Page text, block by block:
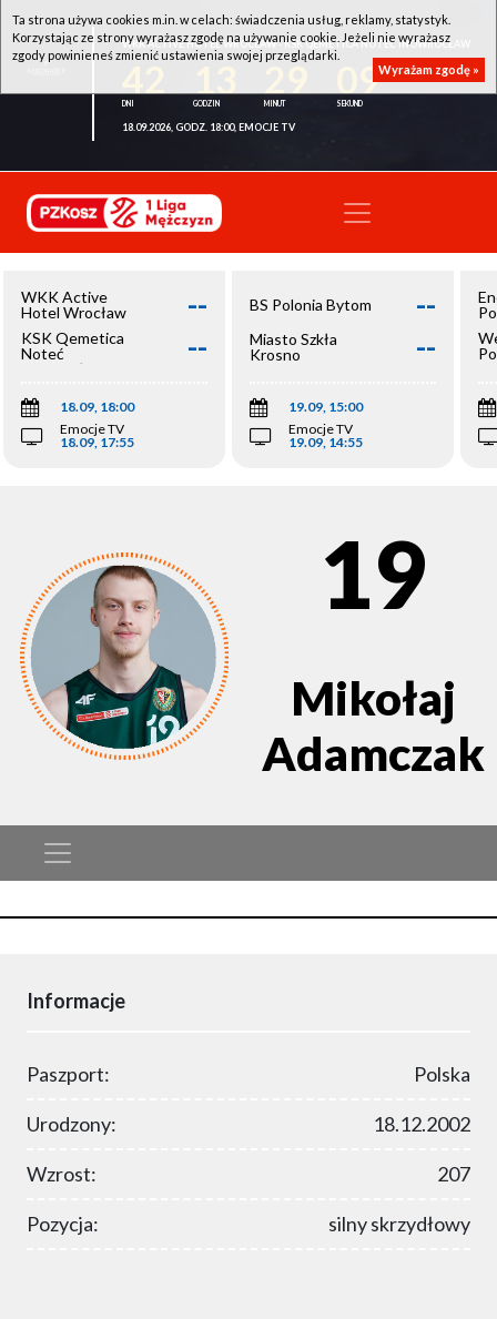
WKK ACTIVE HOTEL WROCŁAW - KSK QEMETICA NOTEĆ INOWROCŁAW
09
18.09.2026, GODZ. 18:00, EMOCJE TV
WKK Active
Hotel Wrocław
--
KSK Qemetica
Noteć
Inowrocław
--
18.09, 18:00
Emocje TV
18.09, 17:55
BS Polonia Bytom --
Miasto Szkła
Krosno
--
19.09, 15:00
Emocje TV
19.09, 14:55
19
Mikołaj
Adamczak
Informacje
Paszport: Polska
Urodzony: 18.12.2002
Wzrost: 207
Pozycja: silny skrzydłowy
Ta strona używa cookies m.in. w celach: świadczenia usług, reklamy, statystyk.
Korzystając ze strony wyrażasz zgodę na używanie cookie. Jeżeli nie wyrażasz
zgody powinieneś zmienić ustawienia swojej przeglądarki.
Wyrażam zgodę »